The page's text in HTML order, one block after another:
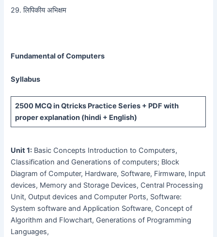
29. लिपिकीय अभिक्षम
Fundamental of Computers
Syllabus
2500 MCQin Qtricks Practice Series + PDF with
proper explanation (hindi + English)
Unit 1: Basic Concepts Introduction to Computers,
Classification and Generations of computers; Block
Diagram of Computer, Hardware, Software, Firmware, Input
devices, Memory and Storage Devices, Central Processing
Unit, Output devices and Computer Ports, Software:
System software and Application Software, Concept of
Algorithm and Flowchart, Generations of Programming
Languages,